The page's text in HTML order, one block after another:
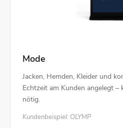
Mode
Jacken, Hemden, Kleider und
Echtzeit am Kunden angelegt –
nötig.
Kundenbeispiel: OLYMP